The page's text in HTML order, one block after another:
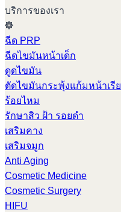
บริการของเรา
ฉีด PRP
ฉีดไขมันหน้าเด็ก
ดูดไขมัน
ตัดไขมันกระพุ้งแก้มหน้าเรี
ร้อยไหม
รักษาสิว ฝ้า รอยดำ
เสริมคาง
เสริมจมูก
Anti Aging
Cosmetic Medicine
Cosmetic Surgery
HIFU